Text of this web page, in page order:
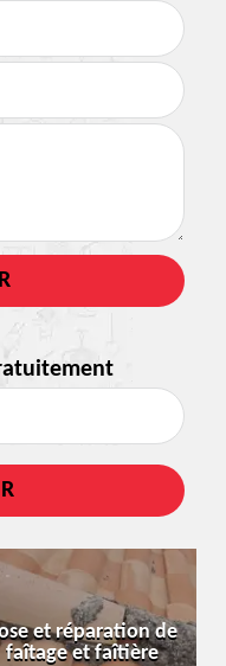
et réparation de
faîtage et faîtière